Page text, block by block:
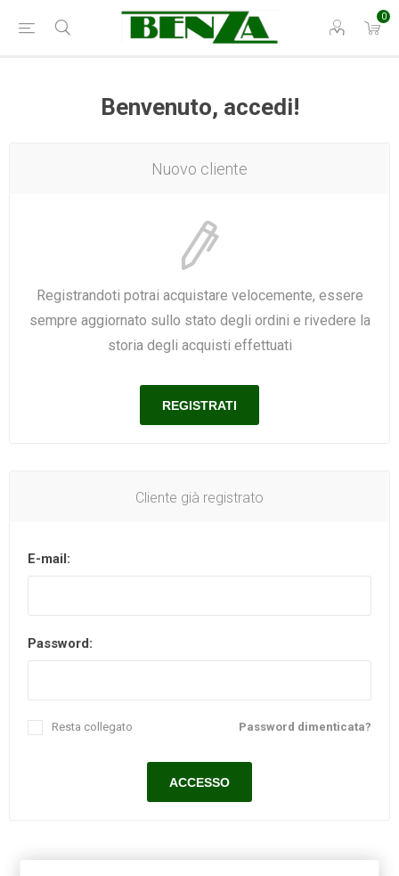
0
Benvenuto, accedi!
Nuovo cliente
Registrandoti potrai acquistare velocemente, essere
sempre aggiornato sullo stato degli ordini e rivedere la
storia degli acquisti effettuati
Cliente già registrato
E-mail:
Password:
Password dimenticata?
Resta collegato